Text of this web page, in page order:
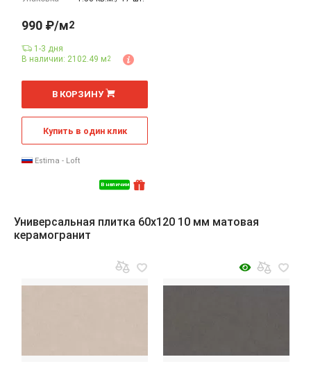
В наличии
990 ₽/м2
1-3 дня
В наличии: 2102.49 м2
м
В КОРЗИНУ
Купить в один клик
Estima - Loft
Универсальная плитка 60x120 10 мм матовая
керамогранит